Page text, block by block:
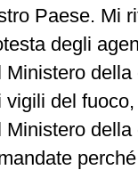
Paese. Mi
degli
Ministero
vigili del
Ministero